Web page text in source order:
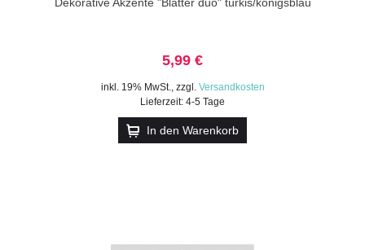
5,99 €
inkl. 19% MwSt., zzgl. Versandkosten
Lieferzeit: 4-5 Tage
In den Warenkorb